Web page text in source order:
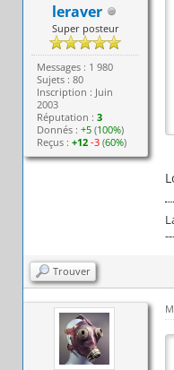
leraver
Super posteur
Messages : 1 980
Sujets : 80
Inscription : Juin
2003
Réputation :3
Donnés :+5 (100%)
Reçus :+12 -3 (60%)
Trouver